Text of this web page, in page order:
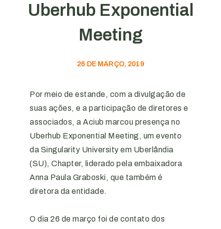
Uberhub Exponential
Meeting
26 DE MARÇO, 2019
Por meio de estande, com a divulgação de
suas ações, e a participação de diretores e
associados, a Aciub marcou presença no
Uberhub Exponential Meeting, um evento
da Singularity University em Uberlândia
(SU), Chapter, liderado pela embaixadora
Anna Paula Graboski, que também é
diretora da entidade.
O dia 26 de março foi de contato dos